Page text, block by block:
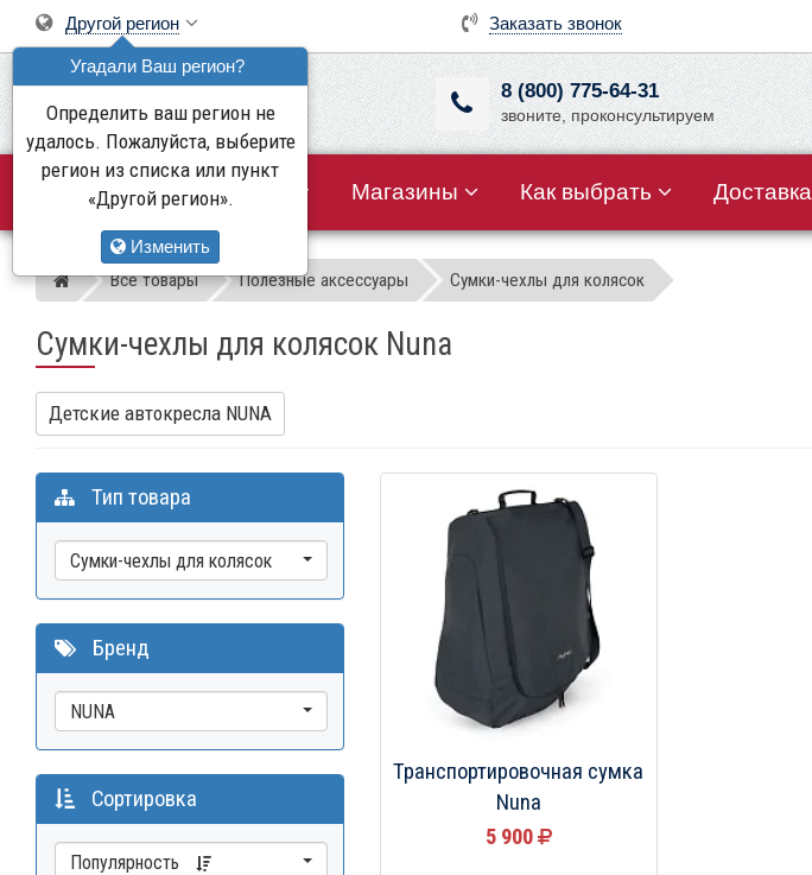
Заказать звонок
Другой регион
Угадали Ваш регион?
Определить ваш регион не
удалось. Пожалуйста, выберите
регион из списка или пункт
«Другой регион».
Изменить
8 (800) 775-64-31
звоните, проконсультируем
Все товары Акции Магазины Как выбрать Доставка
Магазин детских колясок
Все товары Полезные аксессуары Сумки-чехлы для колясок
Сумки-чехлы для колясок Nuna
Детские автокресла NUNA
Транспортировочная сумка
Nuna
5 900
Тип товара
Сумки-чехлы для колясок
Бренд
NUNA
Сортировка
Популярность